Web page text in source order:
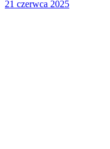
21 czerwca 2025